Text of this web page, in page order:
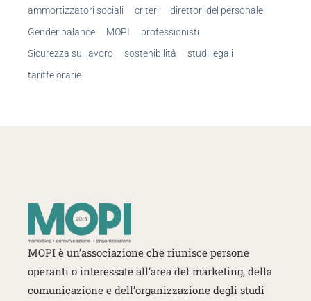
ammortizzatori sociali criteri
direttori del personale
Gender balance
MOPI
professionisti
Sicurezza sul lavoro
sostenibilità
studi legali
tariffe orarie
MOPI è un’associazione che riunisce persone
operanti o interessate all’area del marketing, della
comunicazione e dell’organizzazione degli studi